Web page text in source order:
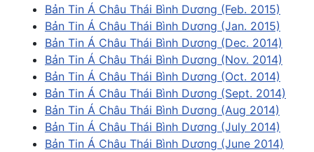
Bản Tin Á Châu Thái Bình Dương (Feb. 2015)
Bản Tin Á Châu Thái Bình Dương (Jan. 2015)
Bản Tin Á Châu Thái Bình Dương (Dec. 2014)
Bản Tin Á Châu Thái Bình Dương (Nov. 2014)
Bản Tin Á Châu Thái Bình Dương (Oct. 2014)
Bản Tin Á Châu Thái Bình Dương (Sept. 2014)
Bản Tin Á Châu Thái Bình Dương (Aug 2014)
Bản Tin Á Châu Thái Bình Dương (July 2014)
Bản Tin Á Châu Thái Bình Dương (June 2014)